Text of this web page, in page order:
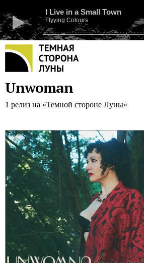
I Live in a Small Town
Flyying Colours
Unwoman
1 релиз на «Темной стороне Луны»